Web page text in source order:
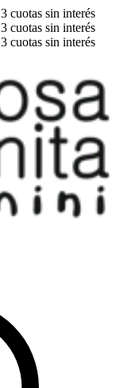
3 cuotas sin interés
3 cuotas sin interés
3 cuotas sin interés